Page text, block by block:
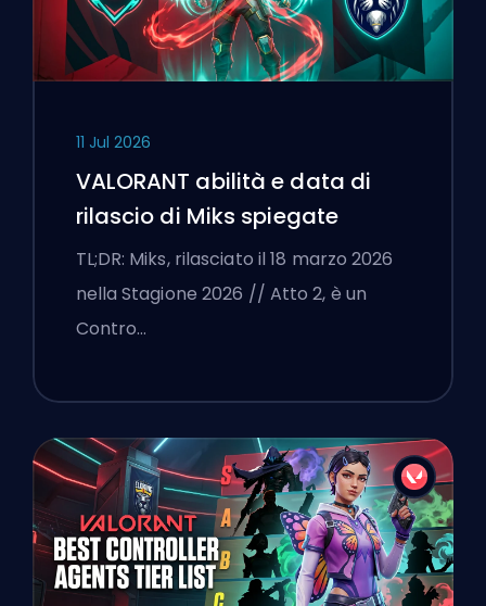
11 Jul 2026
VALORANT abilità e data di
rilascio di Miks spiegate
TL;DR: Miks, rilasciato il 18 marzo 2026
nella Stagione 2026 // Atto 2, è un
Contro…